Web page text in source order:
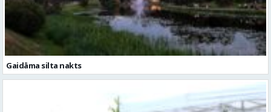
Gaidāma silta nakts